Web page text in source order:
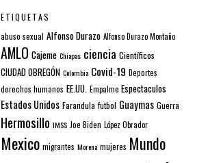
ETIQUETAS
abuso sexual Alfonso Durazo Alfonso Durazo Montaño
AMLO Cajeme Chiapas ciencia Científicos
CIUDAD OBREGÓN Colombia Covid-19 Deportes
derechos humanos EE.UU. Empalme Espectaculos
Estados Unidos Farandula futbol Guaymas Guerra
Hermosillo IMSS Joe Biden López Obrador
Mexico migrantes Morena mujeres Mundo